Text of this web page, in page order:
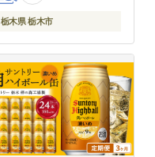
栃木県 栃木市